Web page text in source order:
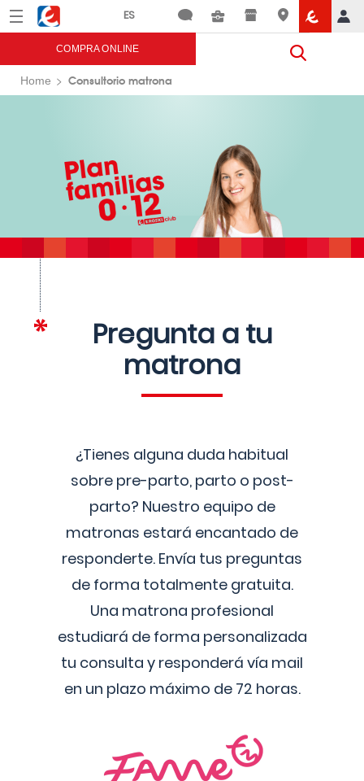
Menú Eroski
COMPRA ONLINE
Home Consultorio matrona
Pregunta a tu
matrona
¿Tienes alguna duda habitual
sobre pre-parto, parto o post-
parto? Nuestro equipo de
matronas estará encantado de
responderte. Envía tus preguntas
de forma totalmente gratuita.
Una matrona profesional
estudiará de forma personalizada
tu consulta y responderá vía mail
en un plazo máximo de 72 horas.